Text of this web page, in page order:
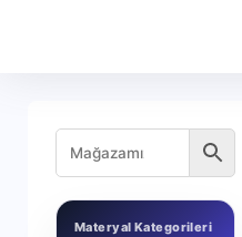
Materyal Kategorileri